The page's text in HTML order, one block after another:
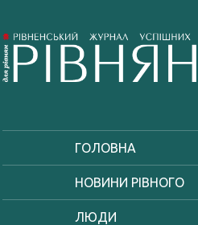
ГОЛОВНА
НОВИНИ РІВНОГО
ЛЮДИ